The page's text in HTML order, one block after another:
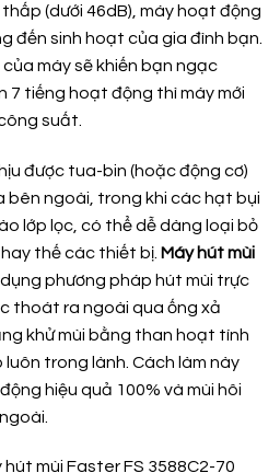
(dưới 46dB), máy hoạt động
đến sinh hoạt của gia đình bạn.
máy sẽ khiến bạn ngạc
7 tiếng hoạt động thì máy mới
suất.
được tua-bin (hoặc động cơ)
bên ngoài, trong khi các hạt bụi
lớp lọc, có thể dễ dàng loại bỏ
thế các thiết bị. Máy hút mùi
phương pháp hút mùi trực
thoát ra ngoài qua ống xả
khử mùi bằng than hoạt tính
trong lành. Cách làm này
hiệu quả 100% và mùi hôi
mùi Faster FS 3588C2-70